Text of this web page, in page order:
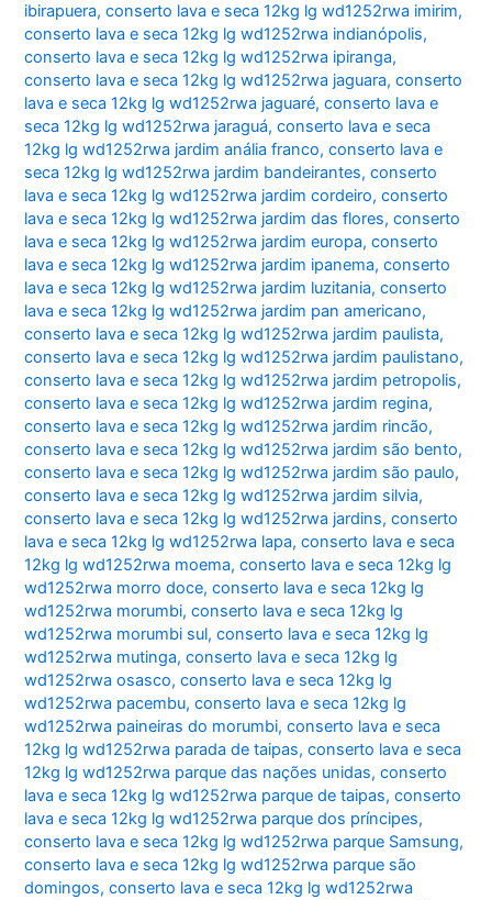
ibirapuera,conserto lava e seca 12kg lg wd1252rwa imirim,
conserto lava e seca 12kg lg wd1252rwa indianópolis,
conserto lava e seca 12kg lg wd1252rwa ipiranga,
conserto lava e seca 12kg lg wd1252rwa jaguara,conserto
lava e seca 12kg lg wd1252rwa jaguaré,conserto lava e
seca 12kg lg wd1252rwa jaraguá,conserto lava e seca
12kg lg wd1252rwa jardim anália franco,conserto lava e
seca 12kg lg wd1252rwa jardim bandeirantes,conserto
lava e seca 12kg lg wd1252rwa jardim cordeiro,conserto
lava e seca 12kg lg wd1252rwa jardim das flores,conserto
lava e seca 12kg lg wd1252rwa jardim europa,conserto
lava e seca 12kg lg wd1252rwa jardim ipanema,conserto
lava e seca 12kg lg wd1252rwa jardim luzitania,conserto
lava e seca 12kg lg wd1252rwa jardim pan americano,
conserto lava e seca 12kg lg wd1252rwa jardim paulista,
conserto lava e seca 12kg lg wd1252rwa jardim paulistano,
conserto lava e seca 12kg lg wd1252rwa jardim petropolis,
conserto lava e seca 12kg lg wd1252rwa jardim regina,
conserto lava e seca 12kg lg wd1252rwa jardim rincão,
conserto lava e seca 12kg lg wd1252rwa jardim são bento,
conserto lava e seca 12kg lg wd1252rwa jardim são paulo,
conserto lava e seca 12kg lg wd1252rwa jardim silvia,
conserto lava e seca 12kg lg wd1252rwa jardins,conserto
lava e seca 12kg lg wd1252rwa lapa,conserto lava e seca
12kg lg wd1252rwa moema,conserto lava e seca 12kg lg
wd1252rwa morro doce,conserto lava e seca 12kg lg
wd1252rwa morumbi,conserto lava e seca 12kg lg
wd1252rwa morumbi sul,conserto lava e seca 12kg lg
wd1252rwa mutinga,conserto lava e seca 12kg lg
wd1252rwa osasco,conserto lava e seca 12kg lg
wd1252rwa pacembu,conserto lava e seca 12kg lg
wd1252rwa paineiras do morumbi,conserto lava e seca
12kg lg wd1252rwa parada de taipas,conserto lava e seca
12kg lg wd1252rwa parque das nações unidas,conserto
lava e seca 12kg lg wd1252rwa parque de taipas,conserto
lava e seca 12kg lg wd1252rwa parque dos príncipes,
conserto lava e seca 12kg lg wd1252rwa parque Samsung,
conserto lava e seca 12kg lg wd1252rwa parque são
domingos,conserto lava e seca 12kg lg wd1252rwa